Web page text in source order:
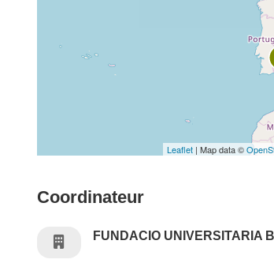
Leaflet | Map data ©
Coordinateur
FUNDACIO UNIVERSITARIA